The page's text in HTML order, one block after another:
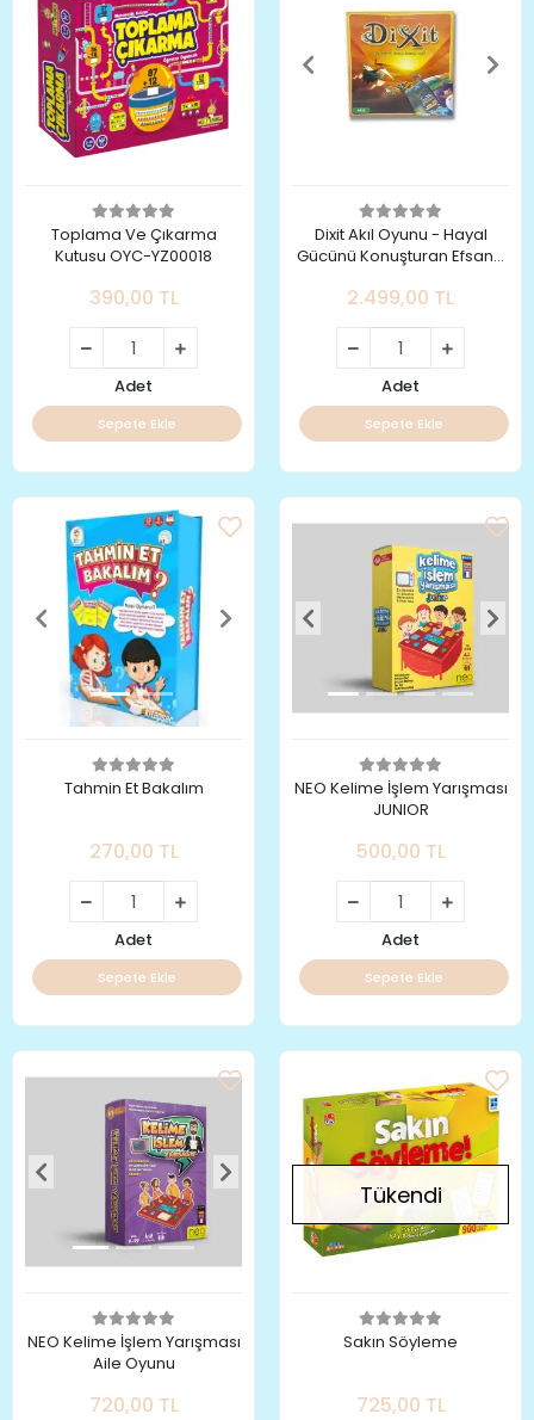
Toplama Ve Çıkarma
Kutusu OYC-YZ00018
390,00 TL
Adet
Sepete Ekle
Dixit Akıl Oyunu - Hayal
Gücünü Konuşturan Efsane
2.499,00 TL
Adet
Sepete Ekle
Tahmin Et Bakalım
270,00 TL
Adet
Sepete Ekle
NEO Kelime İşlem Yarışması
JUNIOR
500,00 TL
Adet
Sepete Ekle
NEO Kelime İşlem Yarışması
Aile Oyunu
720,00 TL
Tükendi
Sakın Söyleme
725,00 TL